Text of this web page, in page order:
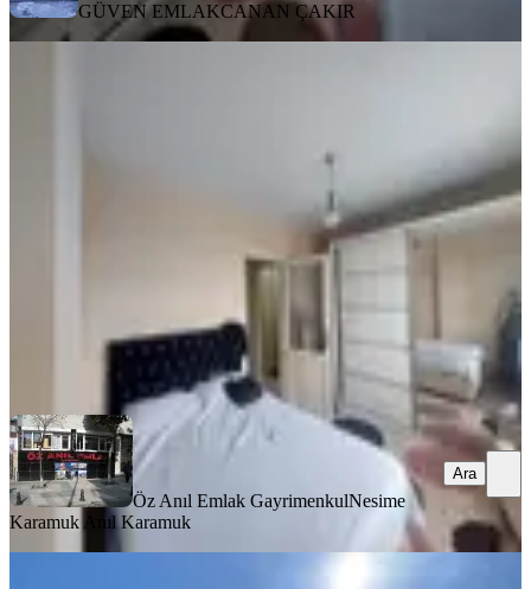
GÜVEN EMLAKCANAN ÇAKIR
Fatih, Seyyid Ömer Mahallesi
03.08.2026
Öz Anıl Emlak Gayrimenkul Nesime Karamuk Anıl Karamuk
Öz Anıl Emlak GayrimenkulNesime
Karamuk Anıl Karamuk
Ara